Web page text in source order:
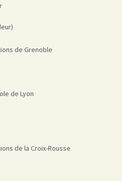
de Grenoble
de Lyon
de la Croix-Rousse